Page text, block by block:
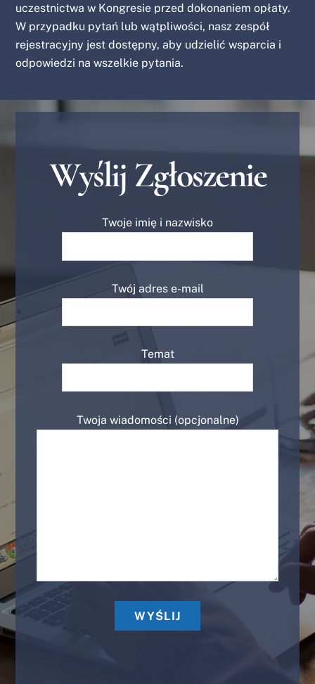
uczestnictwa w Kongresie przed dokonaniem opłaty.
W przypadku pytań lub wątpliwości, nasz zespół
rejestracyjny jest dostępny, aby udzielić wsparcia i
odpowiedzi na wszelkie pytania.
Wyślij Zgłoszenie
Twoje imię i nazwisko
Twój adres e-mail
Temat
Twoja wiadomości (opcjonalne)